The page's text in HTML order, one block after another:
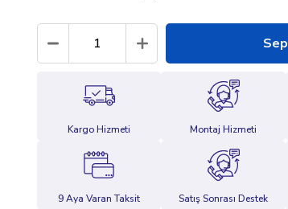
Kargo Hizmeti Montaj Hizmeti
9 Aya Varan Taksit Satış Sonrası Destek